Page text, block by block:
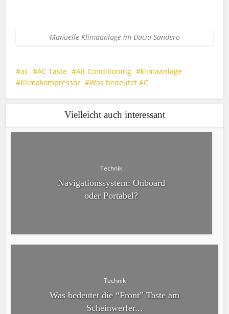
Manuelle Klimaanlage im Dacia Sandero
ac AC Taste Ait Conditioning
klimaanlage
Klimakompressor
Was bedeutet AC
Vielleicht auch interessant
Technik
Navigationssystem: Onboard
oder Portabel?
Technik
Was bedeutet die “Front” Taste am
Scheinwerfer...